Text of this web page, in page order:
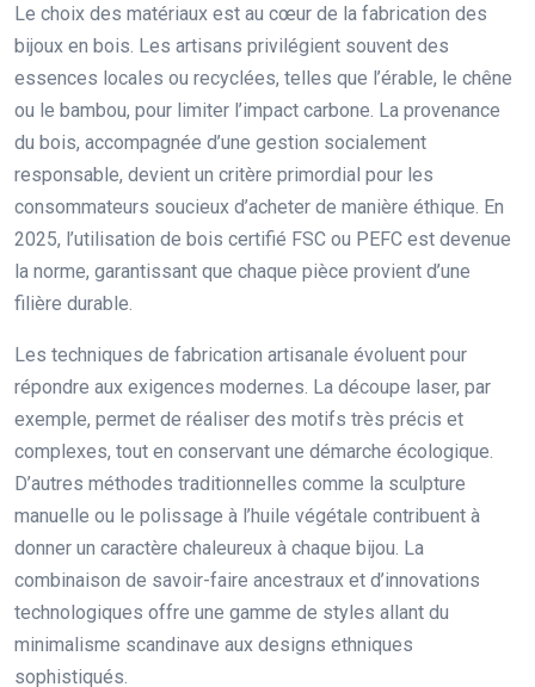
Le choix des matériaux est au cœur de la fabrication des
bijoux en bois. Les artisans privilégient souvent des
essences locales ou recyclées, telles que l’érable, le chêne
ou le bambou, pour limiter l’impact carbone. La provenance
du bois, accompagnée d’une gestion socialement
responsable, devient un critère primordial pour les
consommateurs soucieux d’acheter de manière éthique. En
2025, l’utilisation de bois certifié FSC ou PEFC est devenue
la norme, garantissant que chaque pièce provient d’une
filière durable.
Les techniques de fabrication artisanale évoluent pour
répondre aux exigences modernes. La découpe laser, par
exemple, permet de réaliser des motifs très précis et
complexes, tout en conservant une démarche écologique.
D’autres méthodes traditionnelles comme la sculpture
manuelle ou le polissage à l’huile végétale contribuent à
donner un caractère chaleureux à chaque bijou. La
combinaison de savoir-faire ancestraux et d’innovations
technologiques offre une gamme de styles allant du
minimalisme scandinave aux designs ethniques
sophistiqués.